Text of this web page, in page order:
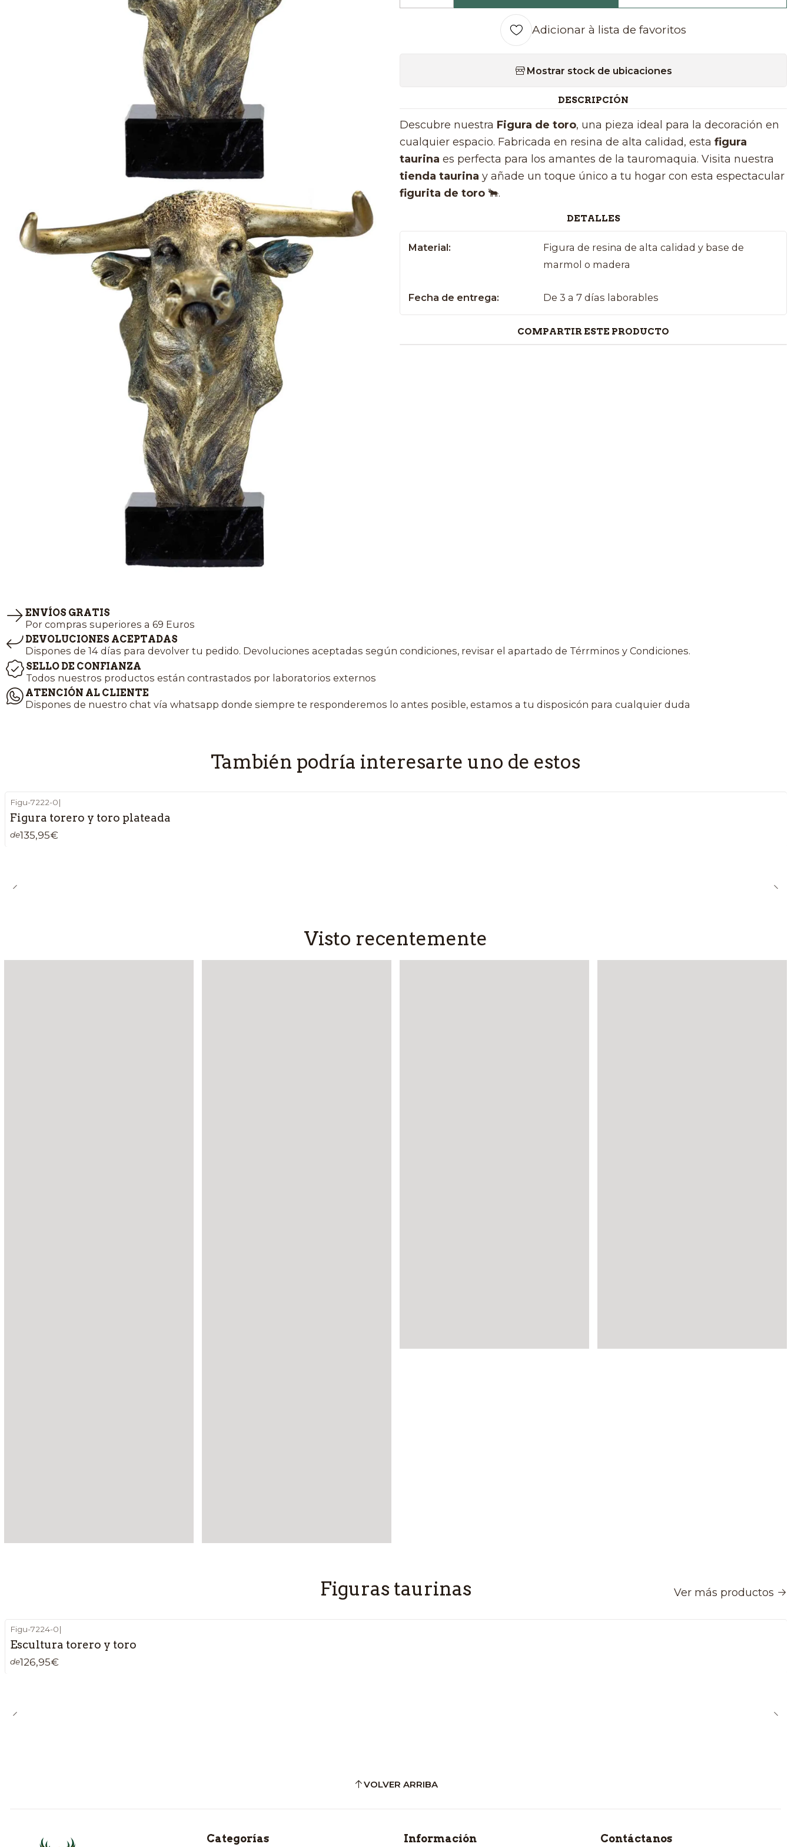
Adicionar à lista de favoritos
Mostrar stock de ubicaciones
DESCRIPCIÓN
Descubre nuestra Figura de toro, una pieza ideal para la decoración en
cualquier espacio. Fabricada en resina de alta calidad, esta figura
taurina es perfecta para los amantes de la tauromaquia. Visita nuestra
tienda taurina y añade un toque único a tu hogar con esta espectacular
figurita de toro🐂.
DETALLES
Material:
Figura de resina de alta calidad y base de
marmol o madera
Fecha de entrega: De 3 a 7 días laborables
COMPARTIR ESTE PRODUCTO
ENVÍOS GRATIS
Por compras superiores a 69 Euros
DEVOLUCIONES ACEPTADAS
Dispones de 14 días para devolver tu pedido. Devoluciones aceptadas según condiciones, revisar el apartado de Térrminos y Condiciones.
SELLO DE CONFIANZA
Todos nuestros productos están contrastados por laboratorios externos
ATENCIÓN AL CLIENTE
Dispones de nuestro chat vía whatsapp donde siempre te responderemos lo antes posible, estamos a tu disposicón para cualquier duda
También podría interesarte uno de estos
Figu-7222-0|
Figura torero y toro plateada
de135,95€
Visto recentemente
Figuras taurinas Ver más productos
Figu-7224-0|
Escultura torero y toro
de126,95€
VOLVER ARRIBA
Categorías Información Contáctanos